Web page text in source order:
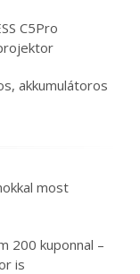
C5Pro
akkumulátoros
most
200 kuponnal –
is